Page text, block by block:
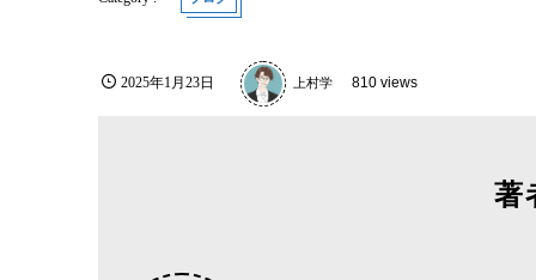
2025年1月23日 上村学 810 views
著